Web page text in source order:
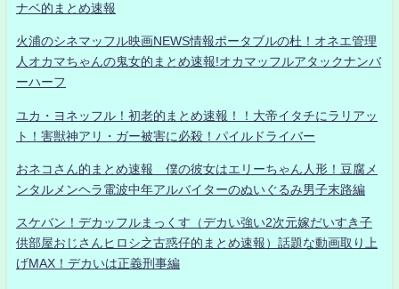
ナベ的まとめ速報
火浦のシネマッフル映画NEWS情報ポータブルの杜！オネエ管理
人オカマちゃんの鬼女的まとめ速報!オカマッフルアタックナンバ
ーハーフ
ユカ・ヨネッフル！初老的まとめ速報！！大帝イタチにラリアッ
ト！害獣神アリ・ガー被害に必殺！パイルドライバー
おネコさん的まとめ速報 僕の彼女はエリーちゃん人形！豆腐メ
ンタルメンヘラ電波中年アルバイターのぬいぐるみ男子末路編
スケバン！デカッフルまっくす（デカい強い2次元嫁だいすき子
供部屋おじさんヒロシ之古惑仔的まとめ速報）話題な動画取り上
げMAX！デカいは正義刑事編